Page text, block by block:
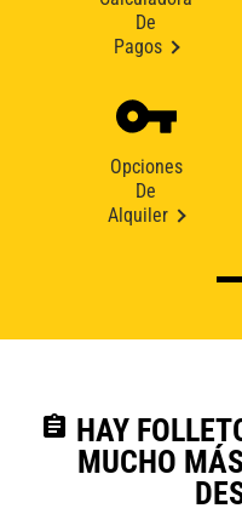
De
Pagos
Opciones
De
Alquiler
assignment HAY
MUCHO